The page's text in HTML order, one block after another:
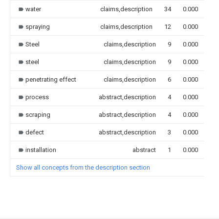
water claims,description 34 0.000
spraying claims,description 12 0.000
Steel claims,description 9 0.000
steel claims,description 9 0.000
penetrating effect claims,description 6 0.000
process abstract,description 4 0.000
scraping abstract,description 4 0.000
defect abstract,description 3 0.000
installation abstract 1 0.000
Show all concepts from the description section